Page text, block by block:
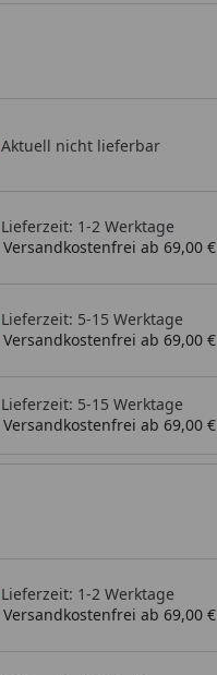
Aktuell nicht lieferbar
Lieferzeit: 1-2 Werktage
Versandkostenfrei ab 69,00 €
Lieferzeit: 5-15 Werktage
Versandkostenfrei ab 69,00 €
Lieferzeit: 5-15 Werktage
Versandkostenfrei ab 69,00 €
Lieferzeit: 1-2 Werktage
Versandkostenfrei ab 69,00 €